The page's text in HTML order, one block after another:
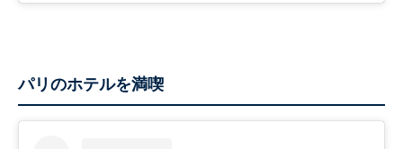
パリのホテルを満喫